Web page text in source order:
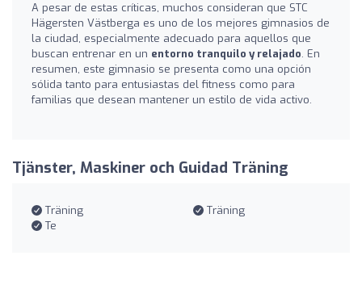
A pesar de estas críticas, muchos consideran que STC
Hägersten Västberga es uno de los mejores gimnasios de
la ciudad, especialmente adecuado para aquellos que
buscan entrenar en un entorno tranquilo y relajado. En
resumen, este gimnasio se presenta como una opción
sólida tanto para entusiastas del fitness como para
familias que desean mantener un estilo de vida activo.
Tjänster, Maskiner och Guidad Träning
Träning
Träning
Te